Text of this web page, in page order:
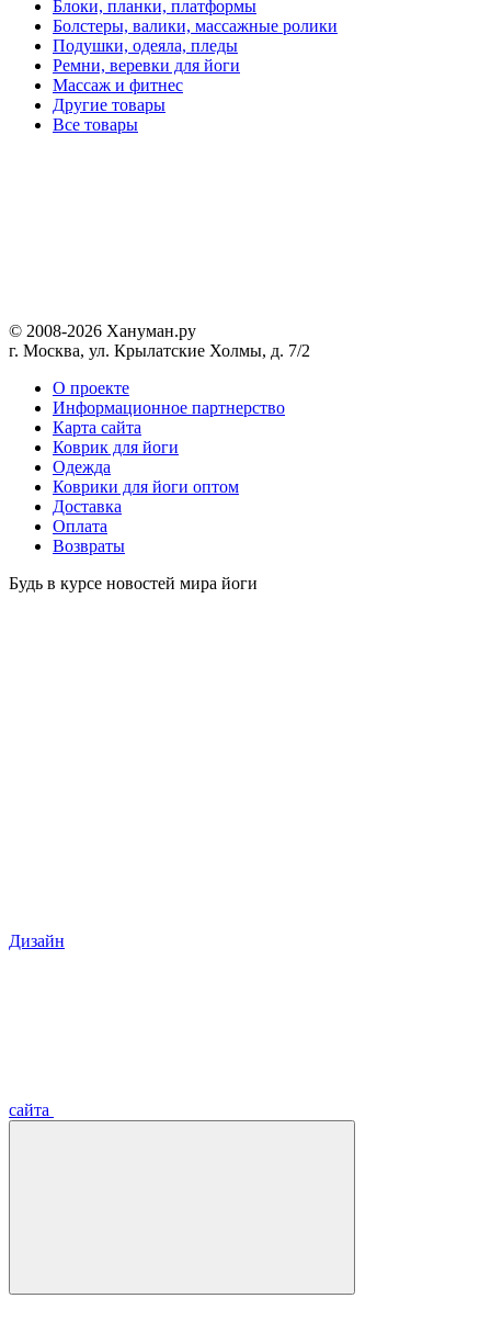
Блоки, планки, платформы
Болстеры, валики, массажные ролики
Подушки, одеяла, пледы
Ремни, веревки для йоги
Массаж и фитнес
Другие товары
Все товары
© 2008-2026 Хануман.ру
г. Москва, ул. Крылатские Холмы, д. 7/2
O проекте
Информационное партнерство
Карта сайта
Коврик для йоги
Одежда
Коврики для йоги оптом
Доставка
Оплата
Возвраты
Будь в курсе новостей мира йоги
Дизайн
сайта